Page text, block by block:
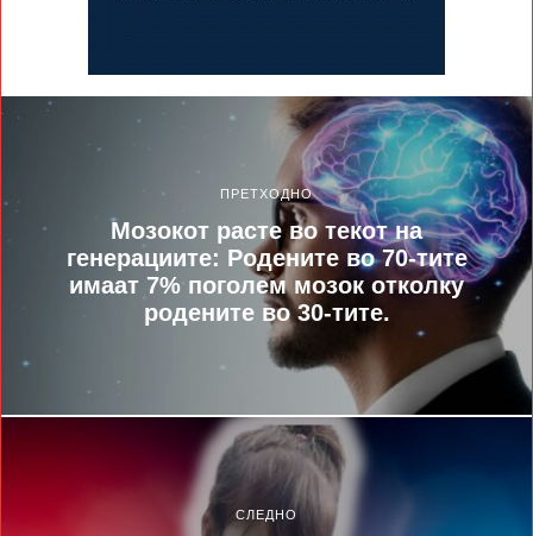
ПРЕТХОДНО
Мозокот расте во текот на
генерациите: Родените во 70-тите
имаат 7% поголем мозок отколку
родените во 30-тите.
СЛЕДНО